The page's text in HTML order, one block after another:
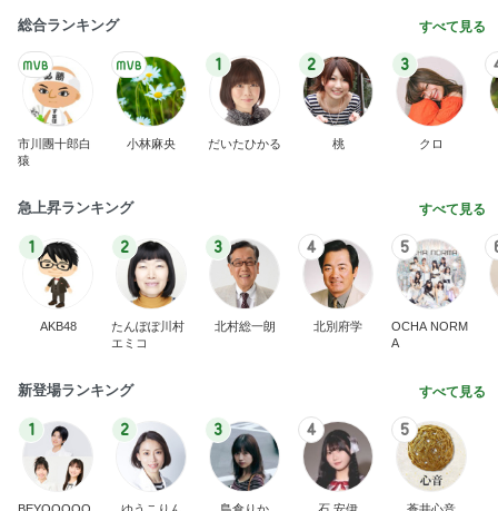
総合ランキング すべて見る
市川團十郎白
猿
小林麻央
1
だいたひかる
2
桃
3
クロ
急上昇ランキング すべて見る
1
AKB48
2
たんぽぽ川村
エミコ
3
北村総一朗
4
北別府学
5
OCHA NORM
A
新登場ランキング すべて見る
1 2 3 4 5